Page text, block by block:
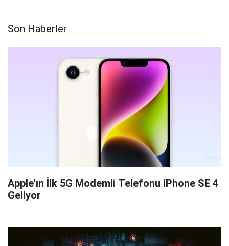
Son Haberler
Apple'ın İlk 5G Modemli Telefonu iPhone SE 4
Geliyor